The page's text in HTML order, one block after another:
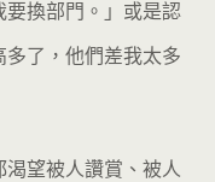
要換部門。」或是認
了，他們差我太多
望被人讚賞、被人